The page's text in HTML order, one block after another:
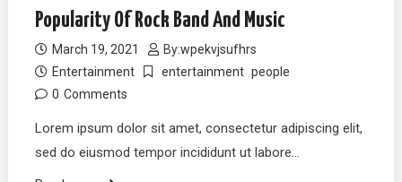
Popularity Of Rock Band And Music
March 19, 2021 By:wpekvjsufhrs
Entertainment
entertainment people
0 Comments
Lorem ipsum dolor sit amet, consectetur adipiscing elit,
sed do eiusmod tempor incididunt ut labore…